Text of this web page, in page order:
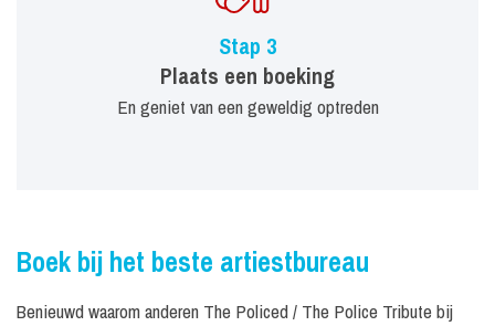
Stap 3
Plaats een boeking
En geniet van een geweldig optreden
Boek bij het beste artiestbureau
Benieuwd waarom anderen The Policed / The Police Tribute bij